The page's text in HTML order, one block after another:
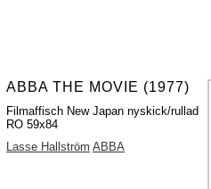
ABBA THE MOVIE (1977)
Filmaffisch New Japan nyskick/rullad
RO 59x84
Lasse Hallström ABBA